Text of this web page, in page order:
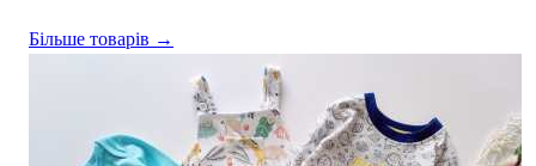
Більше товарів →